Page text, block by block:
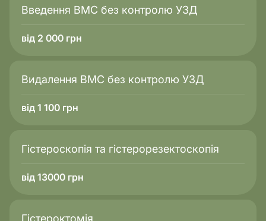
Введення ВМС без контролю УЗД
від 2 000 грн
Видалення ВМС без контролю УЗД
від 1 100 грн
Гістероскопія та гістерорезектоскопія
від 13000 грн
Гістероктомія